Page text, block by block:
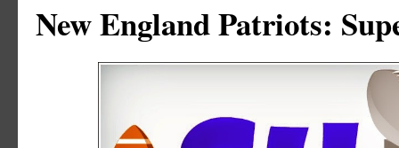
New England Patriots: